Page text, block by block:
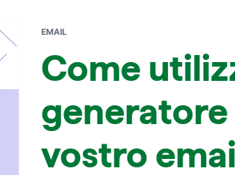
EMAIL
Come
generatore
vostro